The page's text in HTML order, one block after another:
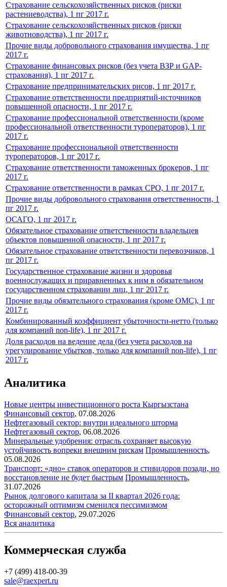
Страхование сельскохозяйственных рисков (риски
растениеводства), 1 пг 2017 г.
Страхование сельскохозяйственных рисков (риски
животноводства), 1 пг 2017 г.
Прочие виды добровольного страхования имущества, 1 пг
2017 г.
Страхование финансовых рисков (без учета ВЗР и GAP-
страхования), 1 пг 2017 г.
Страхование предпринимательских рисов, 1 пг 2017 г.
Страхование ответственности предприятий-источников
повышенной опасности, 1 пг 2017 г.
Страхование профессиональной ответственности (кроме
профессиональной ответственности туроператоров), 1 пг
2017 г.
Страхование профессиональной ответственности
туроператоров, 1 пг 2017 г.
Страхование ответственности таможенных брокеров, 1 пг
2017 г.
Страхование ответственности в рамках СРО, 1 пг 2017 г.
Прочие виды добровольного страхования ответственности, 1
пг 2017 г.
ОСАГО, 1 пг 2017 г.
Обязательное страхование ответственности владельцев
объектов повышенной опасности, 1 пг 2017 г.
Обязательное страхование ответственности перевозчиков, 1
пг 2017 г.
Государственное страхование жизни и здоровья
военнослужащих и приравненных к ним в обязательном
государственном страховании лиц, 1 пг 2017 г.
Прочие виды обязательного страхования (кроме ОМС), 1 пг
2017 г.
Комбинированный коэффициент убыточности-нетто (только
для компаний non-life), 1 пг 2017 г.
Доля расходов на ведение дела (без учета расходов на
урегулирование убытков, только для компаний non-life), 1 пг
2017 г.
Аналитика
Новые центры инвестиционного роста Кыргызстана
Финансовый сектор, 07.08.2026
Нефтегазовый сектор: внутри идеального шторма
Нефтегазовый сектор, 06.08.2026
Минеральные удобрения: отрасль сохраняет высокую
устойчивость вопреки внешним рискам Промышленность,
05.08.2026
Транспорт: «дно» ставок операторов и стивидоров позади, но
восстановление не будет быстрым Промышленность,
31.07.2026
Рынок долгового капитала за II квартал 2026 года:
осторожный оптимизм сменился пессимизмом
Финансовый сектор, 29.07.2026
Вся аналитика
Коммерческая служба
+7 (499) 418-00-39
sale@raexpert.ru